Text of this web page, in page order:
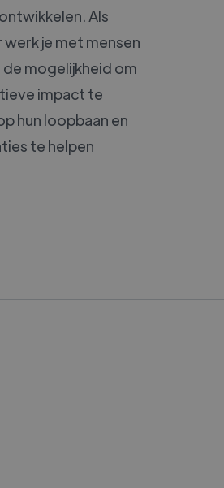
Als
je met mensen
de mogelijkheid om
impact te
hun loopbaan en
te helpen